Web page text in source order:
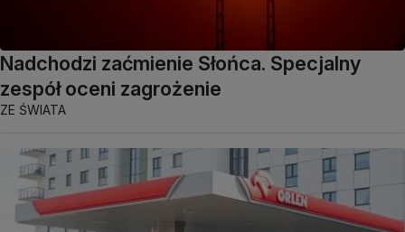
Nadchodzi zaćmienie Słońca. Specjalny
zespół oceni zagrożenie
ZE ŚWIATA